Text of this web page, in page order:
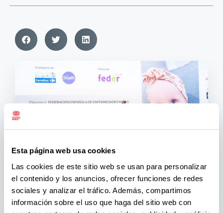
Esta página web usa cookies
Las cookies de este sitio web se usan para personalizar
el contenido y los anuncios, ofrecer funciones de redes
sociales y analizar el tráfico. Además, compartimos
información sobre el uso que haga del sitio web con
Fundación Solidaridad Carrefour(FSC) celebró este